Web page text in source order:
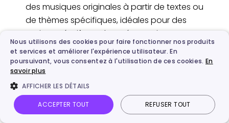
des musiques originales à partir de textes ou
de thèmes spécifiques, idéales pour des
projets créatifs ou des présentations.
Générateur de vidéos musicales IA :
Transformez vos compositions musicales en
clips vidéo dynamiques, parfaits pour les
réseaux sociaux ou les projets multimédias.
Ces outils offrent aux étudiants la possibilité
Nous utilisons des cookies pour faire fonctionner nos produits
et services et améliorer l'expérience utilisateur. En
poursuivant, vous consentez à l'utilisation de ces cookies. En
savoir plus
AFFICHER LES DÉTAILS
ACCEPTER TOUT REFUSER TOUT